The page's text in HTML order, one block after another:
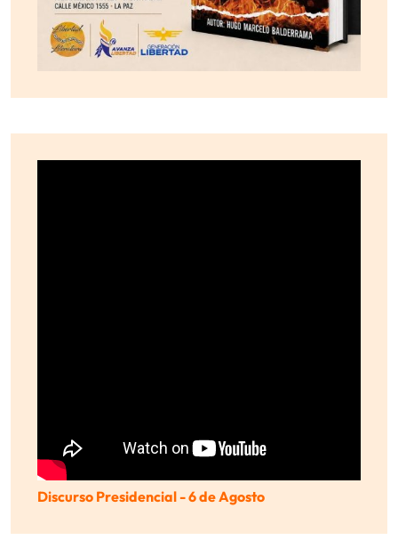
Discurso Presidencial - 6 de Agosto